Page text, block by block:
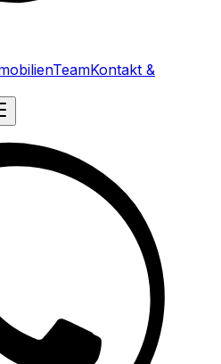
TeamKontakt &